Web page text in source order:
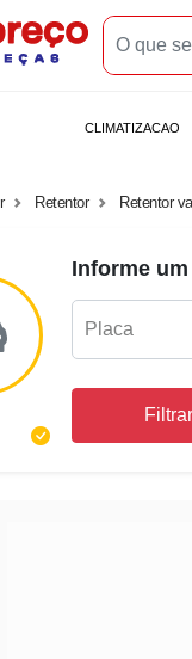
CLIMATIZACAO
Retentor Retentor
Informe
Filtrar